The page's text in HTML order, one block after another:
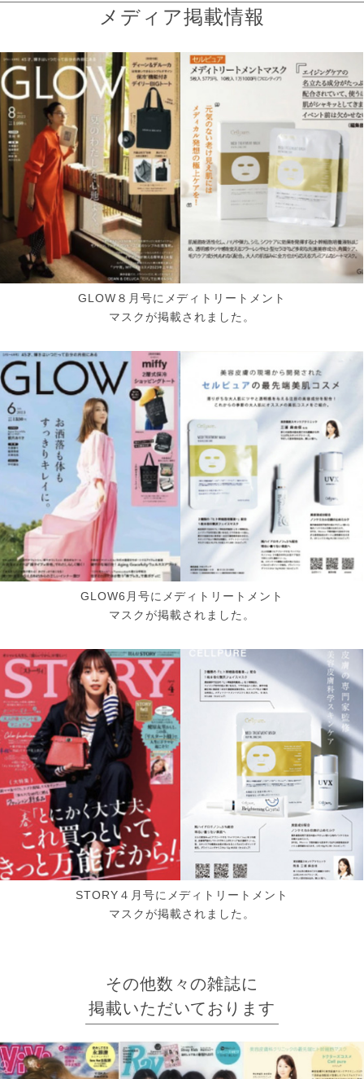
メディア掲載情報
GLOW８月号にメディトリートメント
マスクが掲載されました。
GLOW6月号にメディトリートメント
マスクが掲載されました。
STORY４月号にメディトリートメント
マスクが掲載されました。
その他数々の雑誌に
掲載いただいております